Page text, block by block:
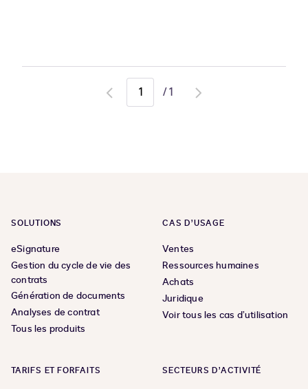
Go
/1
Go
SOLUTIONS
eSignature
Gestion du cycle de vie des
contrats
Génération de documents
Analyses de contrat
Tous les produits
CAS D’USAGE
Ventes
Ressources humaines
Achats
Juridique
Voir tous les cas d’utilisation
TARIFS ET FORFAITS SECTEURS D’ACTIVITÉ